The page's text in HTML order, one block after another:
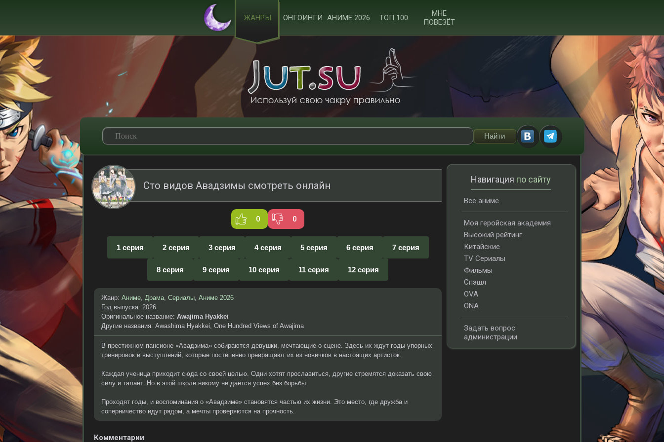
ЖАНРЫ ОНГОИНГИ АНИМЕ 2026 ТОП 100
МНЕ
ПОВЕЗЁТ
Сто видов Авадзимы смотреть онлайн
0 0
1 серия 2 серия 3 серия 4 серия 5 серия 6 серия 7 серия
8 серия 9 серия 10 серия 11 серия 12 серия
Жанр: Аниме, Драма, Сериалы, Аниме 2026
Год выпуска: 2026
Оригинальное название: Awajima Hyakkei
Другие названия: Awashima Hyakkei, One Hundred Views of Awajima
В престижном пансионе «Авадзима» собираются девушки, мечтающие о сцене. Здесь их ждут годы упорных
тренировок и выступлений, которые постепенно превращают их из новичков в настоящих артисток.
Каждая ученица приходит сюда со своей целью. Одни хотят прославиться, другие стремятся доказать свою
силу и талант. Но в этой школе никому не даётся успех без борьбы.
Проходят годы, и воспоминания о «Авадзиме» становятся частью их жизни. Это место, где дружба и
соперничество идут рядом, а мечты проверяются на прочность.
Комментарии
Навигация по сайту
Все аниме
Моя геройская академия
Высокий рейтинг
Китайские
TV Сериалы
Фильмы
Спэшл
OVA
ONA
Задать вопрос
администрации